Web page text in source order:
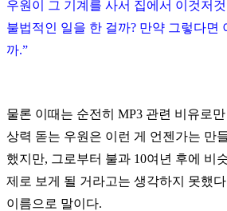
우원이 그 기계를 사서 집에서 이것저
불법적인 일을 한 걸까? 만약 그렇다면
까.”
물론 이때는 순전히 MP3 관련 비유로
상력 돋는 우원은 이런 게 언젠가는 만
했지만, 그로부터 불과 10여년 후에 비
제로 보게 될 거라고는 생각하지 못했다
이름으로 말이다.